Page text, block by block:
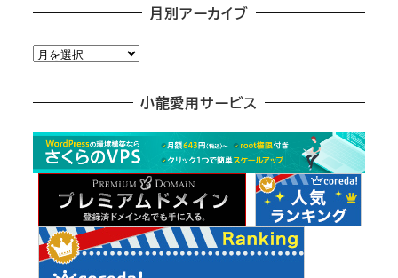
月別アーカイブ
月
カ
小龍愛用サービス